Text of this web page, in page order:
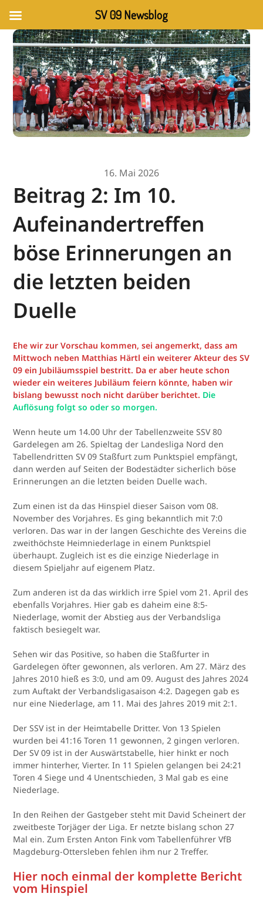
16. Mai 2026
Beitrag 2: Im 10.
Aufeinandertreffen
böse Erinnerungen an
die letzten beiden
Duelle
Ehe wir zur Vorschau kommen, sei angemerkt, dass am
Mittwoch neben Matthias Härtl ein weiterer Akteur des SV
09 ein Jubiläumsspiel bestritt. Da er aber heute schon
wieder ein weiteres Jubiläum feiern könnte, haben wir
bislang bewusst noch nicht darüber berichtet. Die
Auflösung folgt so oder so morgen.
Wenn heute um 14.00 Uhr der Tabellenzweite SSV 80
Gardelegen am 26. Spieltag der Landesliga Nord den
Tabellendritten SV 09 Staßfurt zum Punktspiel empfängt,
dann werden auf Seiten der Bodestädter sicherlich böse
Erinnerungen an die letzten beiden Duelle wach.
Zum einen ist da das Hinspiel dieser Saison vom 08.
November des Vorjahres. Es ging bekanntlich mit 7:0
verloren. Das war in der langen Geschichte des Vereins die
zweithöchste Heimniederlage in einem Punktspiel
überhaupt. Zugleich ist es die einzige Niederlage in
diesem Spieljahr auf eigenem Platz.
Zum anderen ist da das wirklich irre Spiel vom 21. April des
ebenfalls Vorjahres. Hier gab es daheim eine 8:5-
Niederlage, womit der Abstieg aus der Verbandsliga
faktisch besiegelt war.
Sehen wir das Positive, so haben die Staßfurter in
Gardelegen öfter gewonnen, als verloren. Am 27. März des
Jahres 2010 hieß es 3:0, und am 09. August des Jahres 2024
zum Auftakt der Verbandsligasaison 4:2. Dagegen gab es
nur eine Niederlage, am 11. Mai des Jahres 2019 mit 2:1.
Der SSV ist in der Heimtabelle Dritter. Von 13 Spielen
wurden bei 41:16 Toren 11 gewonnen, 2 gingen verloren.
Der SV 09 ist in der Auswärtstabelle, hier hinkt er noch
immer hinterher, Vierter. In 11 Spielen gelangen bei 24:21
Toren 4 Siege und 4 Unentschieden, 3 Mal gab es eine
Niederlage.
In den Reihen der Gastgeber steht mit David Scheinert der
zweitbeste Torjäger der Liga. Er netzte bislang schon 27
Mal ein. Zum Ersten Anton Fink vom Tabellenführer VfB
Magdeburg-Ottersleben fehlen ihm nur 2 Treffer.
Hier noch einmal der komplette Bericht
vom Hinspiel
SV 09 Newsblog